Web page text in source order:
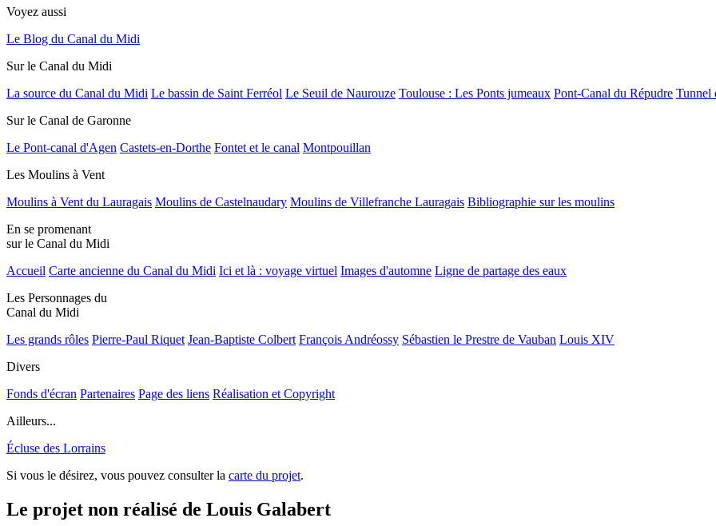
Voyez aussi
Le Blog du Canal du Midi
Sur le Canal du Midi
La source du Canal du Midi Le bassin de Saint Ferréol Le Seuil de Naurouze Toulouse : Les Ponts jumeaux Pont-Canal du Répudre Tunnel
Sur le Canal de Garonne
Le Pont-canal d'Agen Castets-en-Dorthe Fontet et le canal Montpouillan
Les Moulins à Vent
Moulins à Vent du Lauragais Moulins de Castelnaudary Moulins de Villefranche Lauragais Bibliographie sur les moulins
En se promenant
sur le Canal du Midi
Accueil Carte ancienne du Canal du Midi Ici et là : voyage virtuel Images d'automne Ligne de partage des eaux
Les Personnages du
Canal du Midi
Les grands rôles Pierre-Paul Riquet Jean-Baptiste Colbert François Andréossy Sébastien le Prestre de Vauban Louis XIV
Divers
Fonds d'écran Partenaires Page des liens Réalisation et Copyright
Ailleurs...
Écluse des Lorrains
Si vous le désirez, vous pouvez consulter la carte du projet.
Le projet non réalisé de Louis Galabert